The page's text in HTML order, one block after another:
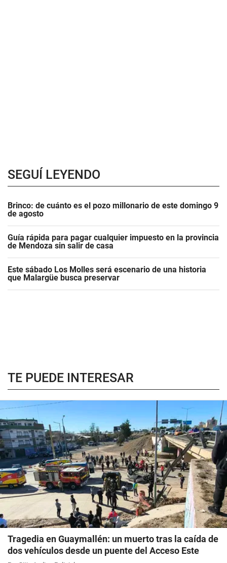
SEGUÍ LEYENDO
Brinco: de cuánto es el pozo millonario de este domingo 9
de agosto
Guía rápida para pagar cualquier impuesto en la provincia
de Mendoza sin salir de casa
Este sábado Los Molles será escenario de una historia
que Malargüe busca preservar
TE PUEDE INTERESAR
Tragedia en Guaymallén: un muerto tras la caída de
dos vehículos desde un puente del Acceso Este